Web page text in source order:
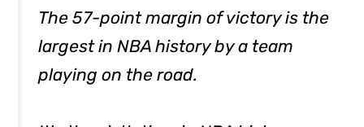
The 57-point margin of victory is the
largest in NBA history by a team
playing on the road.